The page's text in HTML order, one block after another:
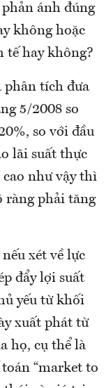
ánh đúng
không hoặc
tế hay không?
phân tích đưa
5/2008 so
so với đầu
lãi suất thực
như vậy thì
ràng phải tăng
xét về lực
đẩy lợi suất
yếu từ khối
xuất phát từ
họ, cụ thể là
“market to